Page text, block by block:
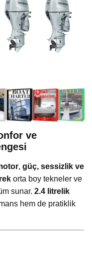
ve
, güç, sessizlik ve
orta boy tekneler ve
sunar. 2.4 litrelik
hem de pratiklik